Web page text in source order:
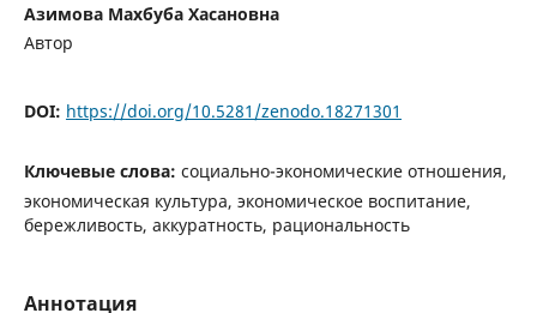
Азимова Махбуба Хасановна
Автор
DOI: https://doi.org/10.5281/zenodo.18271301
Ключевые слова: социально-экономические отношения,
экономическая культура, экономическое воспитание,
бережливость, аккуратность, рациональность
Аннотация